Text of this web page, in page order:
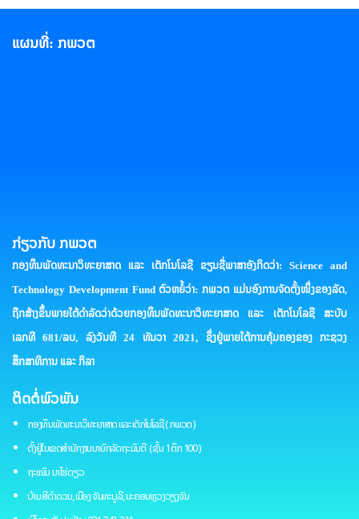
ແຜນທີ່: ກພວຕ
ກ່ຽວກັບ ກພວຕ
ກອງທຶນພັດທະນາວິທະຍາສາດ ແລະ ເຕັກໂນໂລຊີ ຂຽນຊື່ພາສາອັງກິດວ່າ: Science and
Technology Development Fund ຕົວຫຍໍ້ວ່າ: ກພວຕ ແມ່ນອົງການຈັດຕັ້ງໜຶ່ງຂອງລັດ,
ຖືກສ້າງຂຶ້ນພາຍໃຕ້ດໍາລັດວ່າດ້ວຍກອງທຶນພັດທະນາວິທະຍາສາດ ແລະ ເຕັກໂນໂລຊີ ສະບັບ
ເລກທີ 681/ລບ, ລົງວັນທີ 24 ທັນວາ 2021, ຊຶ່ງຢູ່ພາຍໃຕ້ການຄຸ້ມຄອງຂອງ ກະຊວງ
ສຶກສາທິການ ແລະ ກິລາ
ຕິດຕໍ່ພົວພັນ
ກອງທຶນພັດທະນາວິທະຍາສາດ ແລະ ເຕັກໂນໂລຊີ ( ກພວຕ )
ຕັ້ງຢູ່ໃນເຂດສຳນັກງານນາຍົກລັດຖະມົນຕີ ( ຊັ້ນ 1 ຕຶກ 100 )
ຖະໜົນ ນາໄຮ່ດຽວ
ບ້ານ ສີດຳດວນ, ເມືອງ ຈັນທະບູລີ, ນະຄອນຫຼວງວຽງຈັນ